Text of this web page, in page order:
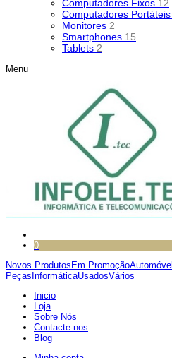
Computadores Fixos 12
Computadores Portáteis
Monitores 2
Smartphones 15
Tablets 2
Menu
0
Novos Produtos Em PromoçãoAutomóvel
Peças InformáticaUsadosVários
Inicio
Loja
Sobre Nós
Contacte-nos
Blog